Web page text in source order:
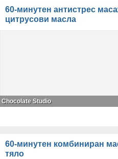
60-минутен антистрес
цитрусови масла
Chocolate Studio
60-минутен комбиниран
тяло